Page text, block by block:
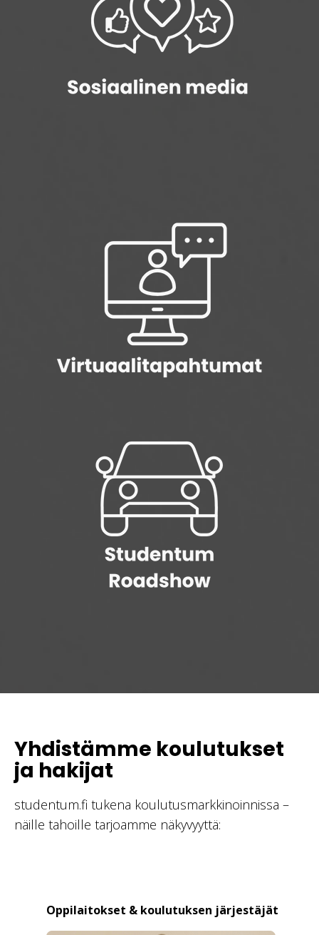
Yhdistämme koulutukset
ja hakijat
studentum.fi tukena koulutusmarkkinoinnissa –
näille tahoille tarjoamme näkyvyyttä:
Oppilaitokset & koulutuksen järjestäjät